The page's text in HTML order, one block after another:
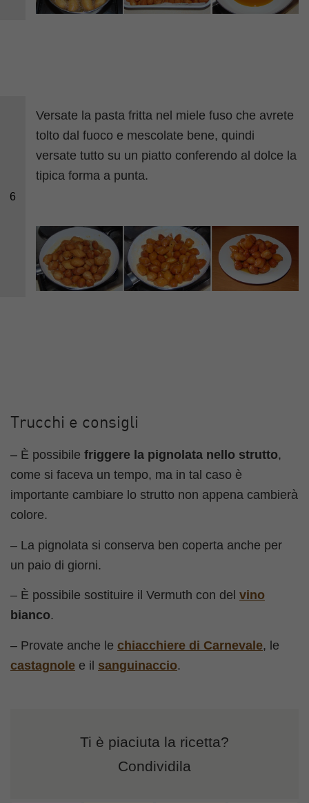
6
Versate la pasta fritta nel miele fuso che avrete
tolto dal fuoco e mescolate bene, quindi
versate tutto su un piatto conferendo al dolce la
tipica forma a punta.
Trucchi e consigli
– È possibile friggere la pignolata nello strutto,
come si faceva un tempo, ma in tal caso è
importante cambiare lo strutto non appena cambierà
colore.
– La pignolata si conserva ben coperta anche per
un paio di giorni.
– È possibile sostituire il Vermuth con del vino
bianco.
– Provate anche le chiacchiere di Carnevale, le
castagnole e il sanguinaccio.
Ti è piaciuta la ricetta?
Condividila